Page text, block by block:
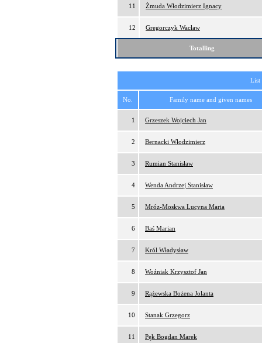
11 Żmuda Włodzimierz Ignacy
12 Gregorczyk Wacław
Totalling
List
No. Family name and given names
1 Grzeszek Wojciech Jan
2 Bernacki Włodzimierz
3 Rumian Stanisław
4 Wenda Andrzej Stanisław
5 Mróz-Moskwa Lucyna Maria
6 Baś Marian
7 Król Władysław
8 Woźniak Krzysztof Jan
9 Rążewska Bożena Jolanta
10 Stanak Grzegorz
11 Pęk Bogdan Marek